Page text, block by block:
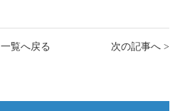
一覧へ戻る 次の記事へ >